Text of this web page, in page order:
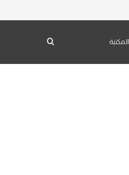
المكتبة بحث عن